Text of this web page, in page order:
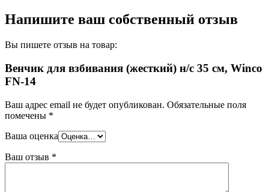
Напишите ваш собственный отзыв
Вы пишете отзыв на товар:
Венчик для взбивания (жесткий) н/с 35 см, Winco
FN-14
Ваш адрес email не будет опубликован. Обязательные поля
помечены *
Ваша оценка
Ваш отзыв *